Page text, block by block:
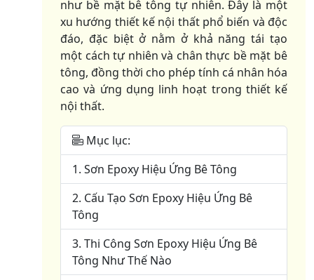
như bề mặt bê tông tự nhiên. Đây là một
xu hướng thiết kế nội thất phổ biến và độc
đáo, đặc biệt ở nằm ở khả năng tái tạo
một cách tự nhiên và chân thực bề mặt bê
tông, đồng thời cho phép tính cá nhân hóa
cao và ứng dụng linh hoạt trong thiết kế
nội thất.
Mục lục:
1. Sơn Epoxy Hiệu Ứng Bê Tông
2. Cấu Tạo Sơn Epoxy Hiệu Ứng Bê
Tông
3. Thi Công Sơn Epoxy Hiệu Ứng Bê
Tông Như Thế Nào